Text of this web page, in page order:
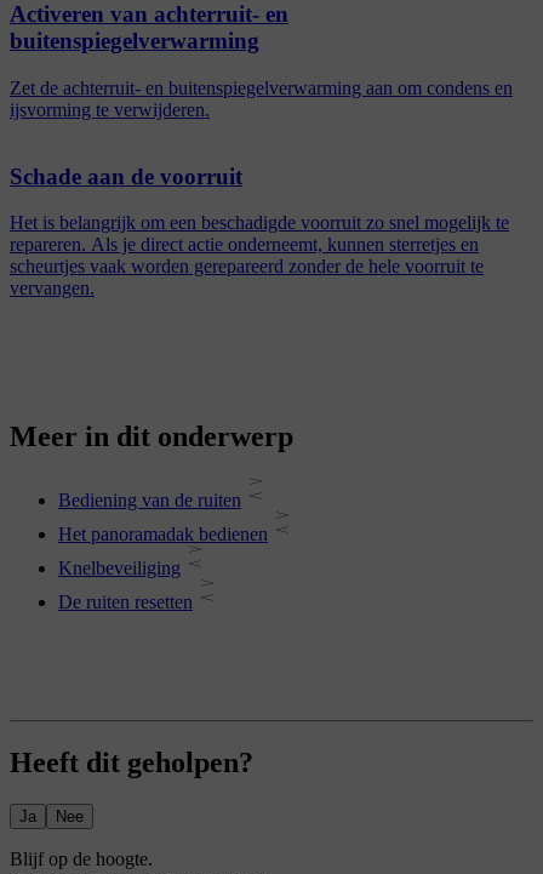
Activeren van achterruit- en
buitenspiegelverwarming
Zet de achterruit- en buitenspiegelverwarming aan om condens en
ijsvorming te verwijderen.
Schade aan de voorruit
Het is belangrijk om een beschadigde voorruit zo snel mogelijk te
repareren. Als je direct actie onderneemt, kunnen sterretjes en
scheurtjes vaak worden gerepareerd zonder de hele voorruit te
vervangen.
Meer in dit onderwerp
Bediening van de ruiten
Het panoramadak bedienen
Knelbeveiliging
De ruiten resetten
Heeft dit geholpen?
Ja Nee